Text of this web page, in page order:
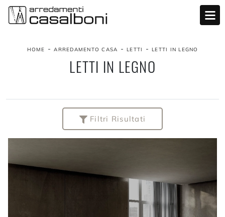
HOME -ARREDAMENTO CASA - LETTI - LETTI IN LEGNO
LETTI IN LEGNO
Filtri Risultati